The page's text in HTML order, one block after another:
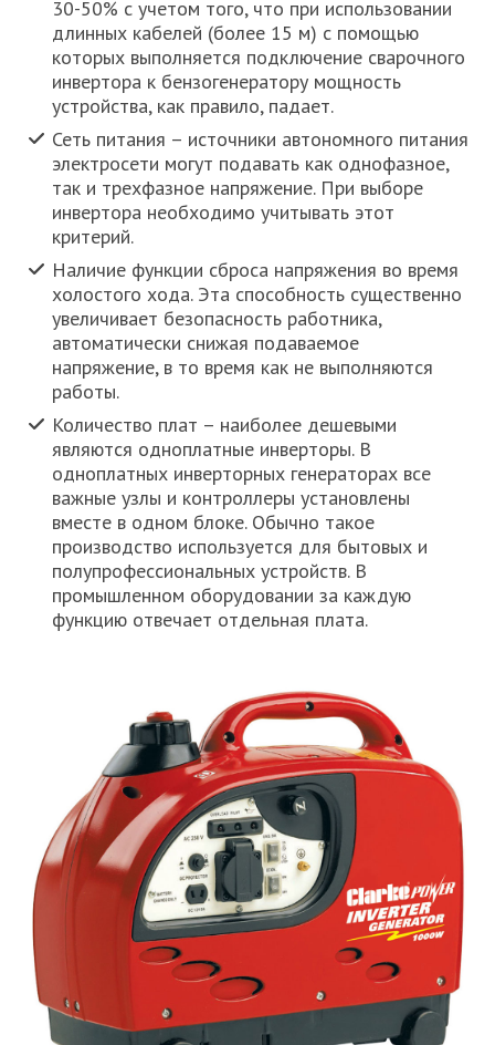
30-50% с учетом того, что при использовании
длинных кабелей (более 15 м) с помощью
которых выполняется подключение сварочного
инвертора к бензогенератору мощность
устройства, как правило, падает.
Сеть питания – источники автономного питания
электросети могут подавать как однофазное,
так и трехфазное напряжение. При выборе
инвертора необходимо учитывать этот
критерий.
Наличие функции сброса напряжения во время
холостого хода. Эта способность существенно
увеличивает безопасность работника,
автоматически снижая подаваемое
напряжение, в то время как не выполняются
работы.
Количество плат – наиболее дешевыми
являются одноплатные инверторы. В
одноплатных инверторных генераторах все
важные узлы и контроллеры установлены
вместе в одном блоке. Обычно такое
производство используется для бытовых и
полупрофессиональных устройств. В
промышленном оборудовании за каждую
функцию отвечает отдельная плата.